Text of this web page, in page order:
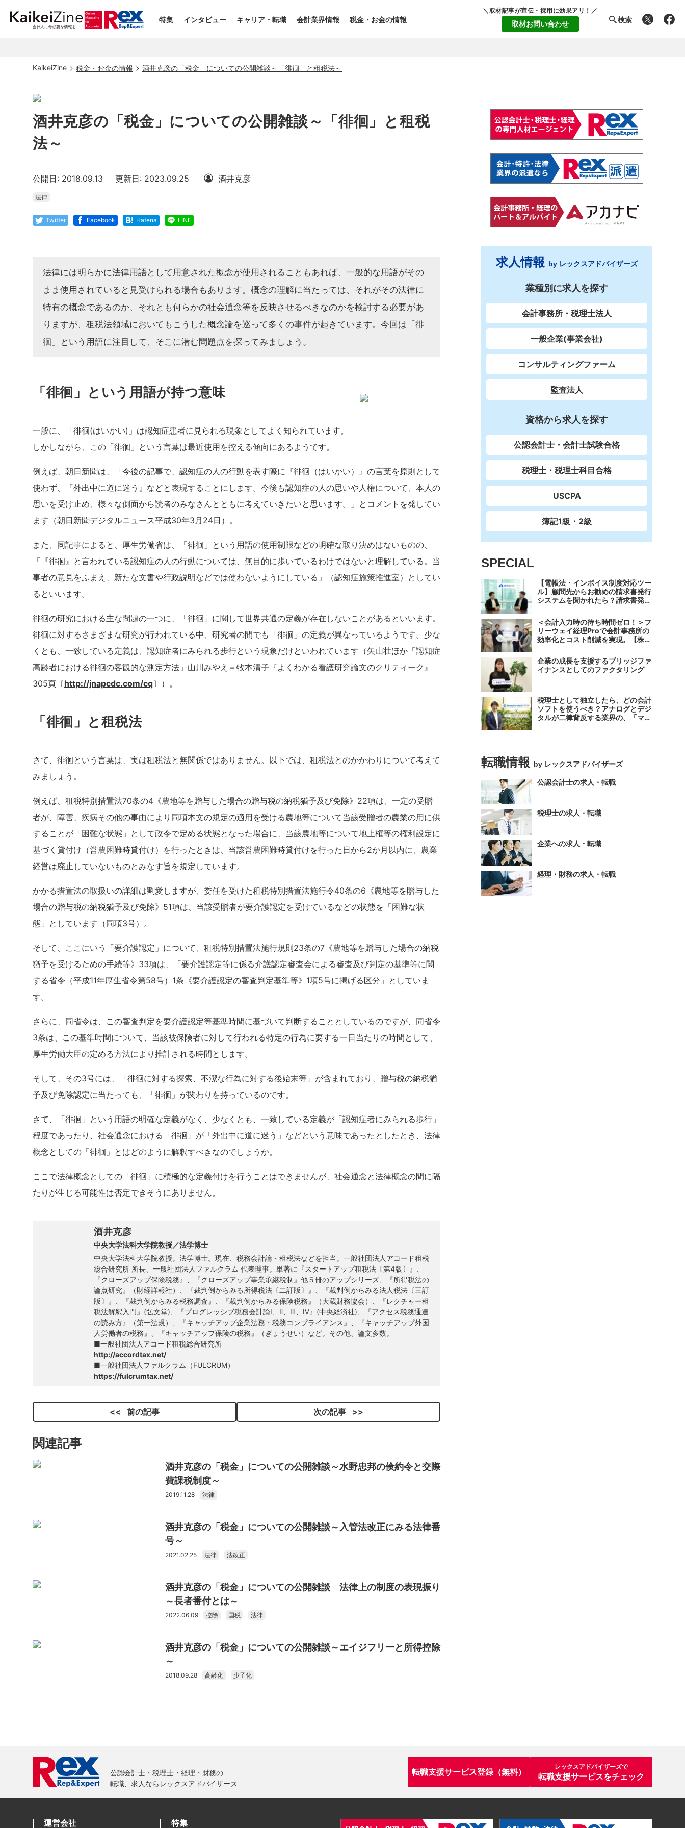
特集 インタビュー キャリア・転職 会計業界情報 税金・お金の情報
＼取材記事が宣伝・採用に効果アリ！／
取材お問い合わせ 検索
KaikeiZine 税金・お金の情報 酒井克彦の「税金」についての公開雑談～「徘徊」と租税法～
酒井克彦の「税金」についての公開雑談～「徘徊」と租税
法～
公開日: 2018.09.13 更新日: 2023.09.25 酒井克彦
法律
Twitter Facebook Hatena LINE
法律には明らかに法律用語として用意された概念が使用されることもあれば、一般的な用語がその
まま使用されていると見受けられる場合もあります。概念の理解に当たっては、それがその法律に
特有の概念であるのか、それとも何らかの社会通念等を反映させるべきなのかを検討する必要があ
りますが、租税法領域においてもこうした概念論を巡って多くの事件が起きています。今回は「徘
徊」という用語に注目して、そこに潜む問題点を探ってみましょう。
「徘徊」という用語が持つ意味
一般に、「徘徊(はいかい)」は認知症患者に見られる現象としてよく知られています。
しかしながら、この「徘徊」という言葉は最近使用を控える傾向にあるようです。
例えば、朝日新聞は、「今後の記事で、認知症の人の行動を表す際に『徘徊（はいかい）』の言葉を原則として
使わず、『外出中に道に迷う』などと表現することにします。今後も認知症の人の思いや人権について、本人の
思いを受け止め、様々な側面から読者のみなさんとともに考えていきたいと思います。」とコメントを発してい
ます（朝日新聞デジタルニュース平成30年3月24日）。
また、同記事によると、厚生労働省は、「徘徊」という用語の使用制限などの明確な取り決めはないものの、
「『徘徊』と言われている認知症の人の行動については、無目的に歩いているわけではないと理解している。当
事者の意見をふまえ、新たな文書や行政説明などでは使わないようにしている」（認知症施策推進室）としてい
るといいます。
徘徊の研究における主な問題の一つに、「徘徊」に関して世界共通の定義が存在しないことがあるといいます。
徘徊に対するさまざまな研究が行われている中、研究者の間でも「徘徊」の定義が異なっているようです。少な
くとも、一致している定義は、認知症者にみられる歩行という現象だけといわれています（矢山壮ほか「認知症
高齢者における徘徊の客観的な測定方法」山川みやえ＝牧本清子『よくわかる看護研究論文のクリティーク』
305頁〔http://jnapcdc.com/cq〕）。
「徘徊」と租税法
さて、徘徊という言葉は、実は租税法と無関係ではありません。以下では、租税法とのかかわりについて考えて
みましょう。
例えば、租税特別措置法70条の4《農地等を贈与した場合の贈与税の納税猶予及び免除》22項は、一定の受贈
者が、障害、疾病その他の事由により同項本文の規定の適用を受ける農地等について当該受贈者の農業の用に供
することが「困難な状態」として政令で定める状態となった場合に、当該農地等について地上権等の権利設定に
基づく貸付け（営農困難時貸付け）を行ったときは、当該営農困難時貸付けを行った日から2か月以内に、農業
経営は廃止していないものとみなす旨を規定しています。
かかる措置法の取扱いの詳細は割愛しますが、委任を受けた租税特別措置法施行令40条の6《農地等を贈与した
場合の贈与税の納税猶予及び免除》51項は、当該受贈者が要介護認定を受けているなどの状態を「困難な状
態」としています（同項3号）。
そして、ここにいう「要介護認定」について、租税特別措置法施行規則23条の7《農地等を贈与した場合の納税
猶予を受けるための手続等》33項は、「要介護認定等に係る介護認定審査会による審査及び判定の基準等に関
する省令（平成11年厚生省令第58号）1条《要介護認定の審査判定基準等》1項5号に掲げる区分」としていま
す。
さらに、同省令は、この審査判定を要介護認定等基準時間に基づいて判断することとしているのですが、同省令
3条は、この基準時間について、当該被保険者に対して行われる特定の行為に要する一日当たりの時間として、
厚生労働大臣の定める方法により推計される時間とします。
そして、その3号には、「徘徊に対する探索、不潔な行為に対する後始末等」が含まれており、贈与税の納税猶
予及び免除認定に当たっても、「徘徊」が関わりを持っているのです。
さて、「徘徊」という用語の明確な定義がなく、少なくとも、一致している定義が「認知症者にみられる歩行」
程度であったり、社会通念における「徘徊」が「外出中に道に迷う」などという意味であったとしたとき、法律
概念としての「徘徊」とはどのように解釈すべきなのでしょうか。
ここで法律概念としての「徘徊」に積極的な定義付けを行うことはできませんが、社会通念と法律概念の間に隔
たりが生じる可能性は否定できそうにありません。
酒井克彦
中央大学法科大学院教授／法学博士
中央大学法科大学院教授。法学博士。現在、税務会計論・租税法などを担当。一般社団法人アコード租税
総合研究所 所長、一般社団法人ファルクラム 代表理事。単著に『スタートアップ租税法〔第4版〕』、
『クローズアップ保険税務』、『クローズアップ事業承継税制』他５冊のアップシリーズ、『所得税法の
論点研究』（財経詳報社）、『裁判例からみる所得税法〔二訂版〕』、『裁判例からみる法人税法〔三訂
版〕』、『裁判例からみる税務調査』、『裁判例からみる保険税務』（大蔵財務協会）、『レクチャー租
税法解釈入門』(弘文堂)、『プログレッシブ税務会計論Ⅰ、Ⅱ、Ⅲ、Ⅳ』(中央経済社)、『アクセス税務通達
の読み方』（第一法規）、『キャッチアップ企業法務・税務コンプライアンス』、『キャッチアップ外国
人労働者の税務』、『キャッチアップ保険の税務』（ぎょうせい）など。その他、論文多数。
■一般社団法人アコード租税総合研究所
http://accordtax.net/
■一般社団法人ファルクラム（FULCRUM）
https://fulcrumtax.net/
前の記事 次の記事
関連記事
酒井克彦の「税金」についての公開雑談～水野忠邦の倹約令と交際
費課税制度～
2019.11.28 法律
酒井克彦の「税金」についての公開雑談～入管法改正にみる法律番
号～
2021.02.25 法律 法改正
酒井克彦の「税金」についての公開雑談 法律上の制度の表現振り
～長者番付とは～
2022.06.09 控除 国税 法律
酒井克彦の「税金」についての公開雑談～エイジフリーと所得控除
～
2018.09.28 高齢化 少子化
求人情報 by レックスアドバイザーズ
業種別に求人を探す
会計事務所・税理士法人
一般企業(事業会社)
コンサルティングファーム
監査法人
資格から求人を探す
公認会計士・会計士試験合格
税理士・税理士科目合格
USCPA
簿記1級・2級
SPECIAL
【電帳法・インボイス制度対応ツー
ル】顧問先からお勧めの請求書発行
システムを聞かれたら？請求書発行
つのシステムで完結する 「請求
QUICK」の魅力に迫る
＜会計入力時の待ち時間ゼロ！＞フ
リーウェイ経理Proで会計事務所の
効率化とコスト削減を実現。【株式
郷税理士法人（経理宅配便事業
部）】
企業の成長を支援するブリッジファ
イナンスとしてのファクタリング
税理士として独立したら、どの会計
ソフトを使うべき？アナログとデジ
タルが二律背反する業界の、「マネ
転職情報 by レックスアドバイザーズ
公認会計士の求人・転職
税理士の求人・転職
企業への求人・転職
経理・財務の求人・転職
転職支援サービス登録（無料）
レックスアドバイザーズで
転職支援サービスをチェック
運営会社 特集